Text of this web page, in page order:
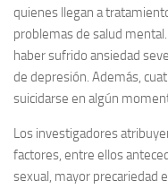
quienes llegan a
problemas de salud
haber sufrido ansiedad
de depresión. Además,
suicidarse en algún
Los investigadores
factores, entre ellos
sexual, mayor precariedad